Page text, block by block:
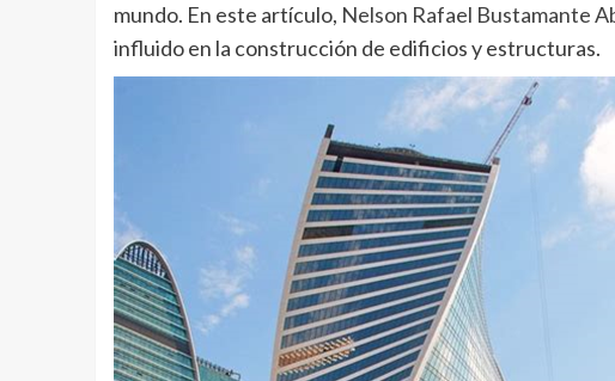
mundo. En este artículo, Nelson Rafael Bustamante
influido en la construcción de edificios y estructuras.